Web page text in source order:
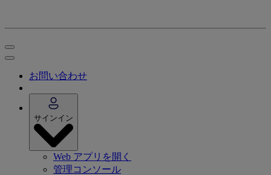
お問い合わせ
サインイン
Web アプリを開く
管理コンソール